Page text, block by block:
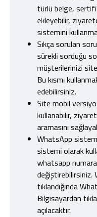
türlü belge,
ekleyebilir,
sistemini
Sıkça sorulan
sürekli sorduğu
müşterilerinizi
Bu kısmı
edebilirsiniz.
Site mobil
kullanabilir,
aramasını
WhatsApp
sistemi olarak
whatsapp
değiştirebilirsiniz.
tıklandığında
Bilgisayardan
açılacaktır.